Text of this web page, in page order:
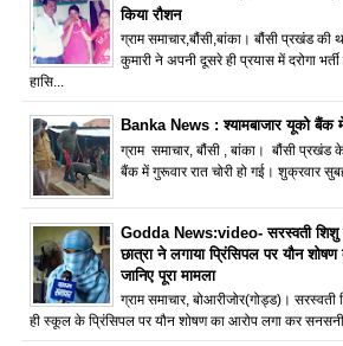
किया रौशन
ग्राम समाचार,बौंसी,बांका। बौंसी प्रखंड की
कुमारी ने अपनी दूसरे ही प्रयास में दरोगा
हासि...
Banka News : श्यामबाजार यूको बैंक
ग्राम समाचार, बौंसी , बांका। बौंसी प्रखंड
बैंक में गुरूवार रात चोरी हो गई। शुक्रवार
Godda News:video- सरस्वती शिशु
छात्रा ने लगाया प्रिंसिपल पर यौन
जानिए पूरा मामला
ग्राम समाचार, बोआरीजोर(गोड्ड)।
ही स्कूल के प्रिंसिपल पर यौन शोषण का आरोप लगा कर सनसनी